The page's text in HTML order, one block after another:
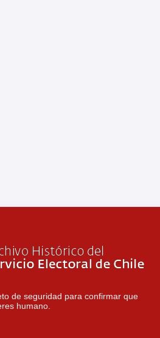
de seguridad para confirmar que
humano.